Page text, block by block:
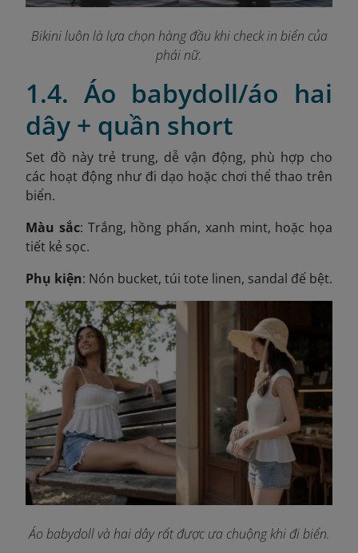
Bikini luôn là lựa chọn hàng đầu khi check in biển của
phái nữ.
1.4. Áo babydoll/áo hai
dây + quần short
Set đồ này trẻ trung, dễ vận động, phù hợp cho
các hoạt động như đi dạo hoặc chơi thể thao trên
biển.
Màu sắc: Trắng, hồng phấn, xanh mint, hoặc họa
tiết kẻ sọc.
Phụ kiện: Nón bucket, túi tote linen, sandal đế bệt.
Áo babydoll và hai dây rất được ưa chuộng khi đi biển.